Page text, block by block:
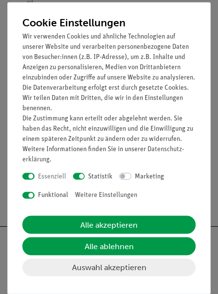
Klemmen.
um Kontakt
zwischen Objektiv und Probe zu vermeiden.
Einstellbare Spannung des Grobtriebknopfes.
Kondensor: N.A. 0,65, vorzentriert, mit Irisblende
fixiert.
Beleuchtung: X-LED1 mit weißer 1 W LED und
Lichtintensitätskontrolle.
Farbtemperatur: 6.300 K. 100-240 V AC / 5 V DC
Netzteil.
Media / Downloads
Versandkostenfrei ab 300,- €
Nach oben
Cookie Einstellungen
Wir verwenden Cookies und ähnliche Technologien auf
unserer Website und verarbeiten personenbezogene Daten
von Besucher:innen (z.B. IP-Adresse), um z.B. Inhalte und
Anzeigen zu personalisieren, Medien von Drittanbietern
einzubinden oder Zugriffe auf unsere Website zu analysieren.
Die Datenverarbeitung erfolgt erst durch gesetzte Cookies.
Wir teilen Daten mit Dritten, die wir in den Einstellungen
benennen.
Die Zustimmung kann erteilt oder abgelehnt werden. Sie
haben das Recht, nicht einzuwilligen und die Einwilligung zu
einem späteren Zeitpunkt zu ändern oder zu widerrufen.
Weitere Informationen finden Sie in unserer Daten­schutz­
erklärung.
Essenziell Statistik Marketing
Funktional Weitere Einstellungen
Alle akzeptieren
Alle ablehnen
Auswahl akzeptieren